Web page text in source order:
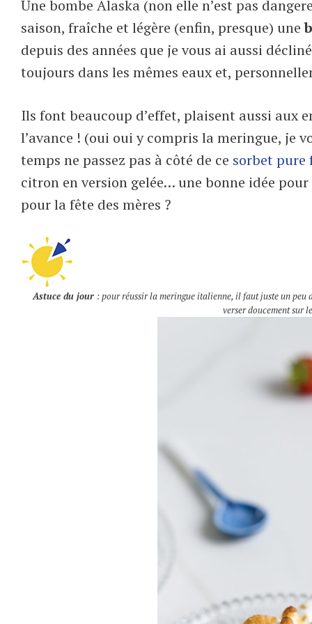
Une bombe Alaska (non elle n’est pas
saison, fraîche et légère (enfin, presque) une
depuis des années que je vous ai aussi
toujours dans les mêmes eaux et,
Ils font beaucoup d’effet, plaisent aussi aux
l’avance ! (oui oui y compris la meringue, je
temps ne passez pas à côté de ce sorbet pure
citron en version gelée… une bonne idée
pour la fête des mères ?
Astuce du jour : pour réussir la meringue italienne, il faut juste un peu
verser doucement sur